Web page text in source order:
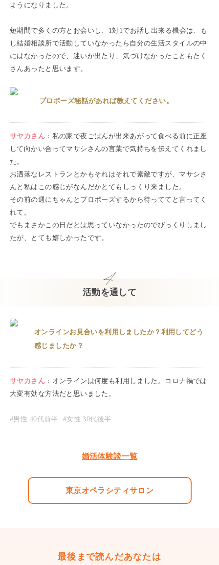
ようになりました。
短期間で多くの方とお会いし、1対1でお話し出来る機会は、も
し結婚相談所で活動していなかったら自分の生活スタイルの中
にはなかったので、迷いが出たり、気づけなかったこともたく
さんあったと思います。
プロポーズ秘話があれば教えてください。
サヤカ さん ： 私の家で夜ごはんが出来あがって食べる前に正座
して向かい合ってマサシさんの言葉で気持ちを伝えてくれまし
た。
お洒落なレストランとかもそれはそれで素敵ですが、マサシさ
んと私はこの感じがなんだかとてもしっくり来ました。
その前の週にちゃんとプロポーズするから待っててと言ってく
れて。
でもまさかこの日だとは思っていなかったのでびっくりしまし
たが、とても嬉しかったです。
活動を通して
オンラインお見合いを利用しましたか？利用してどう
感じましたか？
サヤカ さん ： オンラインは何度も利用しました。コロナ禍では
大変有効な方法だと思いました。
#男性 40代前半 #女性 30代後半
婚活体験談一覧
東京オペラシティサロン
最後まで読んだあなたは